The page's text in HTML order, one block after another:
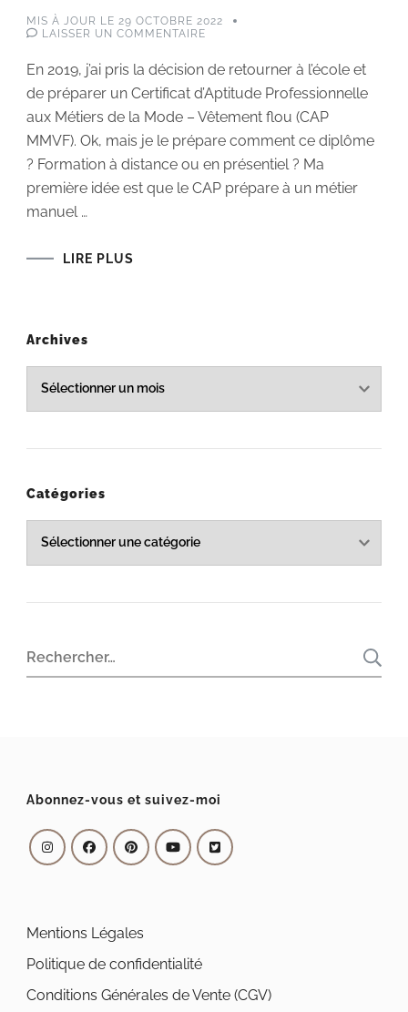
MIS À JOUR LE 29 OCTOBRE 2022
LAISSER UN COMMENTAIRE
DISTANCE
EN
PRÉSENTIEL
?
En 2019, j’ai pris la décision de retourner à l’école et
de préparer un Certificat d’Aptitude Professionnelle
aux Métiers de la Mode – Vêtement flou (CAP
MMVF). Ok, mais je le prépare comment ce diplôme
? Formation à distance ou en présentiel ? Ma
première idée est que le CAP prépare à un métier
manuel …
LIRE PLUS
Archives
Archives
Catégories
Catégories
Rechercher :
Abonnez-vous et suivez-moi
Mentions Légales
Politique de confidentialité
Conditions Générales de Vente (CGV)